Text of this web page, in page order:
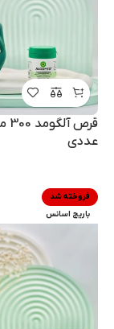
عددی
فروخته شد
باریج اسانس